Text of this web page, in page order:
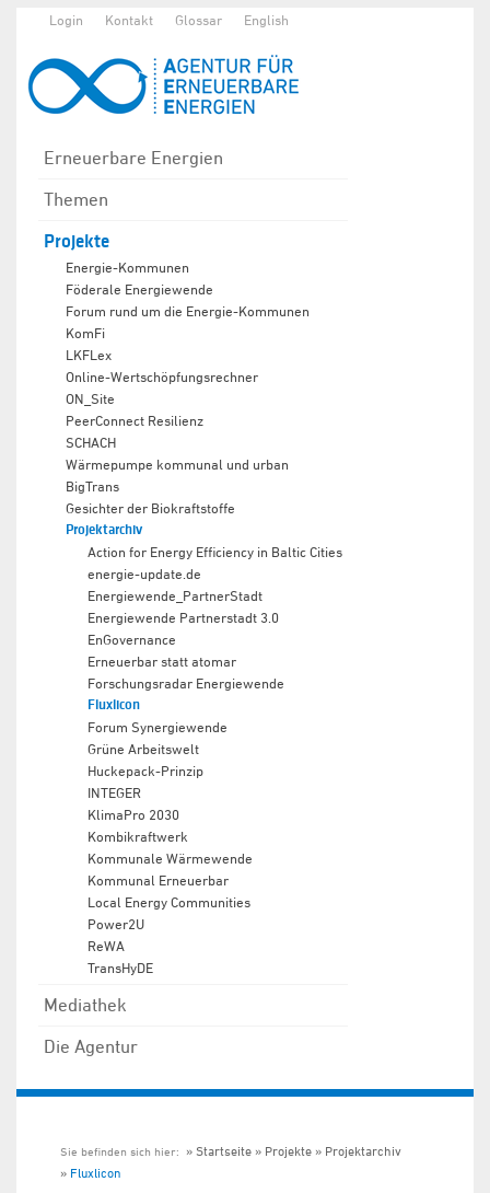
Login Kontakt Glossar English
Erneuerbare Energien
Themen
Projekte
Energie-Kommunen
Föderale Energiewende
Forum rund um die Energie-Kommunen
KomFi
LKFLex
Online-Wertschöpfungsrechner
ON_Site
PeerConnect Resilienz
SCHACH
Wärmepumpe kommunal und urban
BigTrans
Gesichter der Biokraftstoffe
Projektarchiv
Action for Energy Efficiency in Baltic Cities
energie-update.de
Energiewende_PartnerStadt
Energiewende Partnerstadt 3.0
EnGovernance
Erneuerbar statt atomar
Forschungsradar Energiewende
Fluxlicon
Forum Synergiewende
Grüne Arbeitswelt
Huckepack-Prinzip
INTEGER
KlimaPro 2030
Kombikraftwerk
Kommunale Wärmewende
Kommunal Erneuerbar
Local Energy Communities
Power2U
ReWA
TransHyDE
Mediathek
Die Agentur
Sie befinden sich hier: Startseite Projekte
Projektarchiv
Fluxlicon